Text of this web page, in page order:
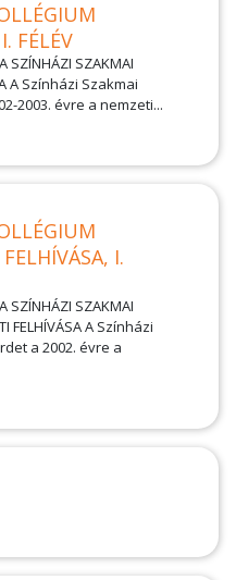
FÉLÉV
SZAKMAI
A Színházi Szakmai
2003. évre a nemzeti...
I.
SZAKMAI
FELHÍVÁSA A Színházi
a 2002. évre a